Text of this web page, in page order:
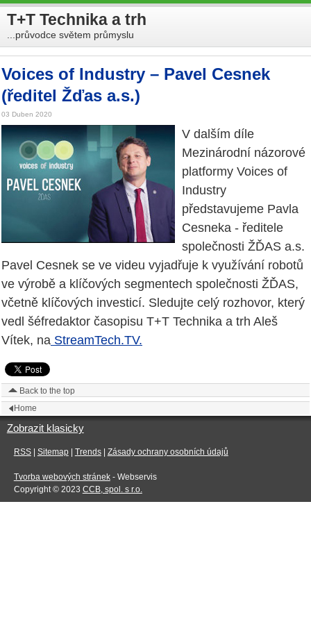
T+T Technika a trh
...průvodce světem průmyslu
Voices of Industry – Pavel Cesnek
(ředitel Žďas a.s.)
03 Duben 2020
V dalším díle
Mezinárodní názorové
platformy Voices of
Industry
představujeme Pavla
Cesneka - ředitele
společnosti ŽĎAS a.s.
Pavel Cesnek se ve videu vyjadřuje k využívání robotů
ve výrobě a klíčových segmentech společnosti ŽĎAS,
včetně klíčových investicí. Sledujte celý rozhovor, který
vedl šéfredaktor časopisu T+T Technika a trh Aleš
Vítek, na StreamTech.TV.
Back to the top
Home
Zobrazit klasicky
RSS| Sitemap| Trends| Zásady ochrany osobních údajů
Tvorba webových stránek- Webservis
Copyright © 2023 CCB, spol. s r.o.